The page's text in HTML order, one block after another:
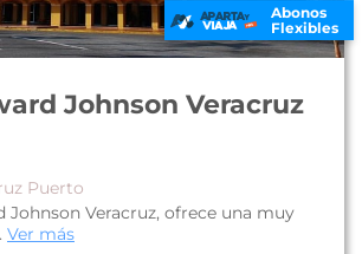
Abonos
Flexibles
Johnson Veracruz
Puerto
Johnson Veracruz, ofrece una muy
Ver más